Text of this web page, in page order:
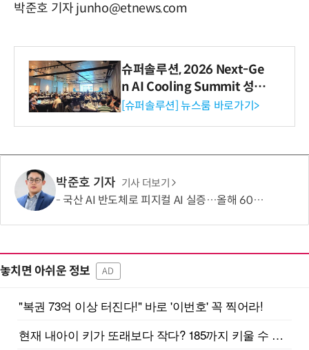
박준호 기자 junho@etnews.com
슈퍼솔루션, 2026 Next-Ge
n AI Cooling Summit 성황
리 성료
[슈퍼솔루션] 뉴스룸 바로가기>
박준호 기자 기사 더보기
국산 AI 반도체로 피지컬 AI 실증…올해 600억 투입
놓치면 아쉬운 정보 AD